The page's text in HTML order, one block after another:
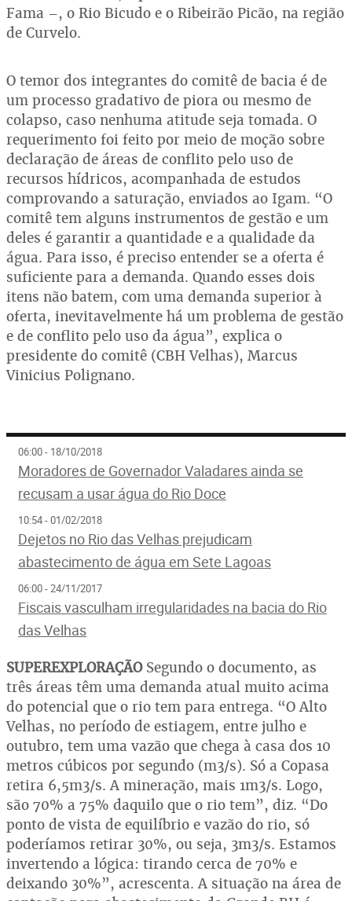
Fama –, o Rio Bicudo e o Ribeirão Picão, na região
de Curvelo.
O temor dos integrantes do comitê de bacia é de
um processo gradativo de piora ou mesmo de
colapso, caso nenhuma atitude seja tomada. O
requerimento foi feito por meio de moção sobre
declaração de áreas de conflito pelo uso de
recursos hídricos, acompanhada de estudos
comprovando a saturação, enviados ao Igam. “O
comitê tem alguns instrumentos de gestão e um
deles é garantir a quantidade e a qualidade da
água. Para isso, é preciso entender se a oferta é
suficiente para a demanda. Quando esses dois
itens não batem, com uma demanda superior à
oferta, inevitavelmente há um problema de gestão
e de conflito pelo uso da água”, explica o
presidente do comitê (CBH Velhas), Marcus
Vinicius Polignano.
06:00 - 18/10/2018
Moradores de Governador Valadares ainda se
recusam a usar água do Rio Doce
10:54 - 01/02/2018
Dejetos no Rio das Velhas prejudicam
abastecimento de água em Sete Lagoas
06:00 - 24/11/2017
Fiscais vasculham irregularidades na bacia do Rio
das Velhas
SUPEREXPLORAÇÃO Segundo o documento, as
três áreas têm uma demanda atual muito acima
do potencial que o rio tem para entrega. “O Alto
Velhas, no período de estiagem, entre julho e
outubro, tem uma vazão que chega à casa dos 10
metros cúbicos por segundo (m3/s). Só a Copasa
retira 6,5m3/s. A mineração, mais 1m3/s. Logo,
são 70% a 75% daquilo que o rio tem”, diz. “Do
ponto de vista de equilíbrio e vazão do rio, só
poderíamos retirar 30%, ou seja, 3m3/s. Estamos
invertendo a lógica: tirando cerca de 70% e
deixando 30%”, acrescenta. A situação na área de